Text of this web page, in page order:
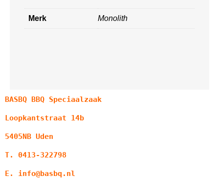
Merk Monolith
BASBQ BBQ Speciaalzaak
Loopkantstraat 14b
5405NB Uden
T. 0413-322798
E. info@basbq.nl